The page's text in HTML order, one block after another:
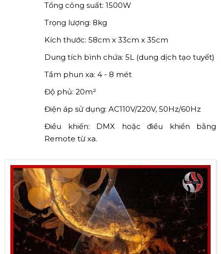
Tổng công suất: 1500W
Trọng lượng: 8kg
Kích thước: 58cm x 33cm x 35cm
Dung tích bình chứa: 5L (dung dịch tạo tuyết)
Tầm phun xa: 4 - 8 mét
Độ phủ: 20m²
Điện áp sử dụng: AC110V/220V, 50Hz/60Hz
Điều khiển: DMX hoặc điều khiển bằng
Remote từ xa.